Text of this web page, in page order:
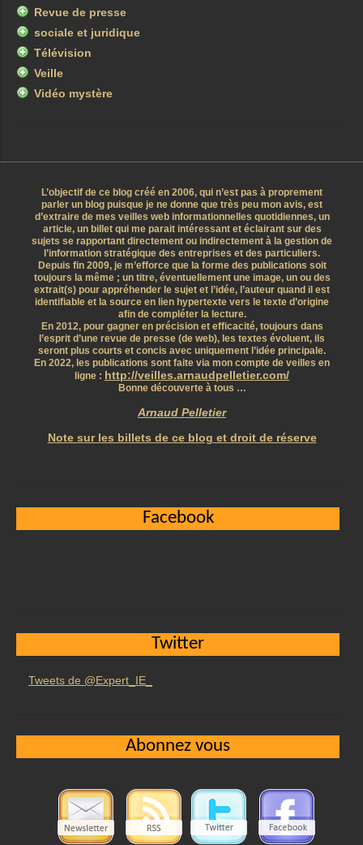
Revue de presse
sociale et juridique
Télévision
Veille
Vidéo mystère
L’objectif de ce blog créé en 2006, qui n’est pas à proprement
parler un blog puisque je ne donne que très peu mon avis, est
d’extraire de mes veilles web informationnelles quotidiennes, un
article, un billet qui me parait intéressant et éclairant sur des
sujets se rapportant directement ou indirectement à la gestion de
l’information stratégique des entreprises et des particuliers.
Depuis fin 2009, je m’efforce que la forme des publications soit
toujours la même ; un titre, éventuellement une image, un ou des
extrait(s) pour appréhender le sujet et l’idée, l’auteur quand il est
identifiable et la source en lien hypertexte vers le texte d’origine
afin de compléter la lecture.
En 2012, pour gagner en précision et efficacité, toujours dans
l’esprit d’une revue de presse (de web), les textes évoluent, ils
seront plus courts et concis avec uniquement l’idée principale.
En 2022, les publications sont faite via mon compte de veilles en
ligne : http://veilles.arnaudpelletier.com/
Bonne découverte à tous …
Arnaud Pelletier
Note sur les billets de ce blog et droit de réserve
Facebook
Twitter
Tweets de @Expert_IE_
Abonnez vous